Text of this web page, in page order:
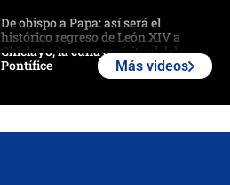
De obispo a Papa: así será el
histórico regreso de León XIV a
Chiclayo, la cuna espiritual del
Pontífice
Más videos